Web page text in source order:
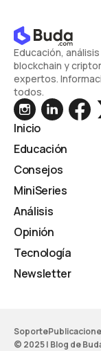
Educación,
blockchain y
expertos.
todos.
Inicio
Educación
Consejos
MiniSeries
Análisis
Opinión
Tecnología
Newsletter
Soporte
© 2025 | Blog de